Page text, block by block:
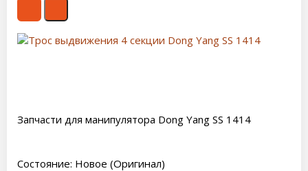
Запчасти для манипулятора Dong Yang SS 1414
Состояние: Новое (Оригинал)